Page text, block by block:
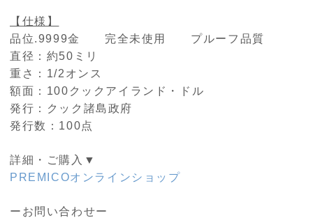
【仕様】
品位.9999金 完全未使用 プルーフ品質
直径：約50ミリ
重さ：1/2オンス
額面：100クックアイランド・ドル
発行：クック諸島政府
発行数：100点
詳細・ご購入▼
PREMICOオンラインショップ
ーお問い合わせー